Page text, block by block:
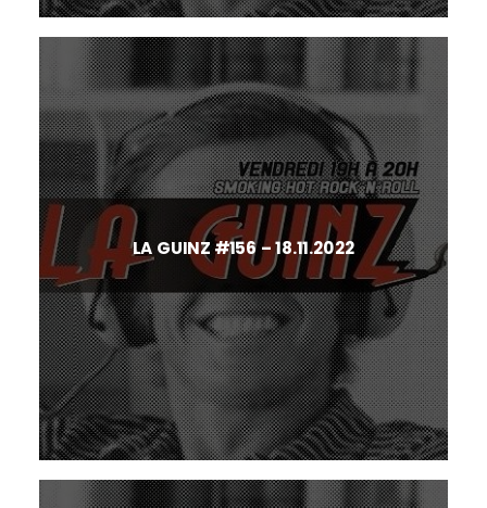
LA GUINZ #156 – 18.11.2022